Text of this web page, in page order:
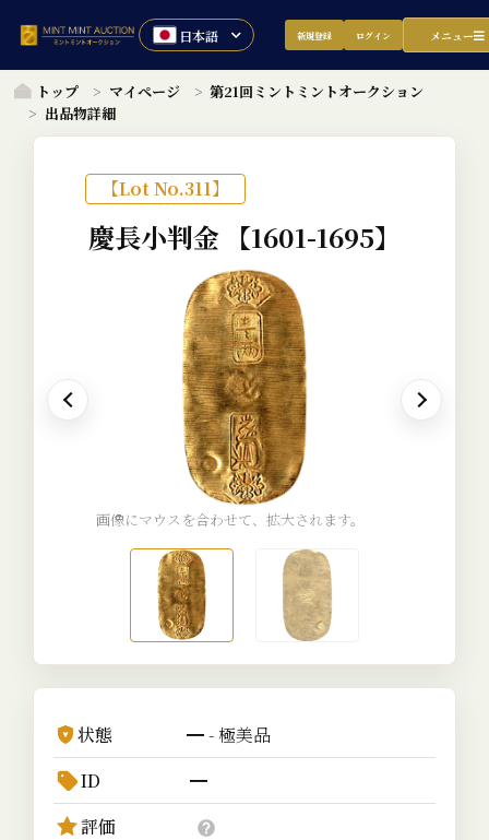
新規登録 ログイン メニュー
トップ マイページ
第21回ミントミントオークション
出品物詳細
【Lot No.311】
慶長小判金 【1601-1695】
画像にマウスを合わせて、拡大されます。
状態
━ - 極美品
ID
━
評価